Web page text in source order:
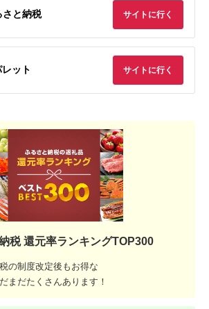
さと納税 サイトに行く
ット サイトに行く
税 還元率ランキングTOP300
の制度改定後もお得な
まだたくさんあります！